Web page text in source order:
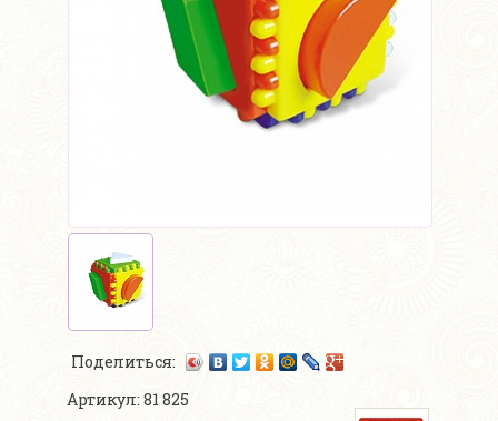
Поделиться:
Артикул: 81 825